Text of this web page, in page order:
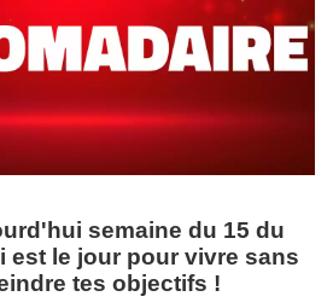
semaine du 15 du
est le jour pour vivre sans
tes objectifs !